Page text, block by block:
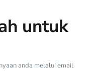
untuk
anda melalui email